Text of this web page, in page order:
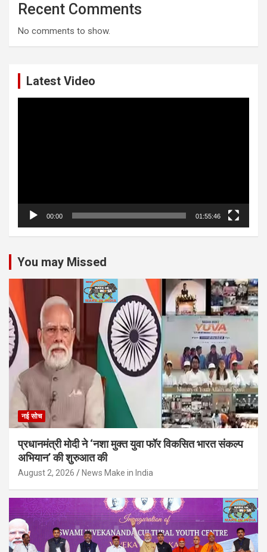
Recent Comments
No comments to show.
Latest Video
00:00 01:55:46
You may Missed
नई सोच
प्रधानमंत्री मोदी ने ‘नशा मुक्त युवा फॉर विकसित भारत संकल्प
अभियान’ की शुरुआत की
August 2, 2026 News Make in India